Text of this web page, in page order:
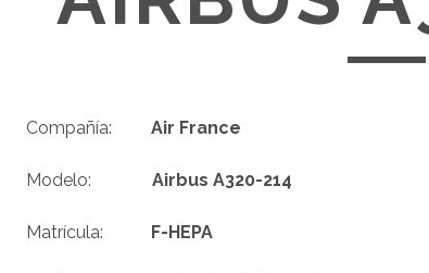
Compañía:Air France
Modelo:Airbus A320-214
Matrícula: F-HEPA